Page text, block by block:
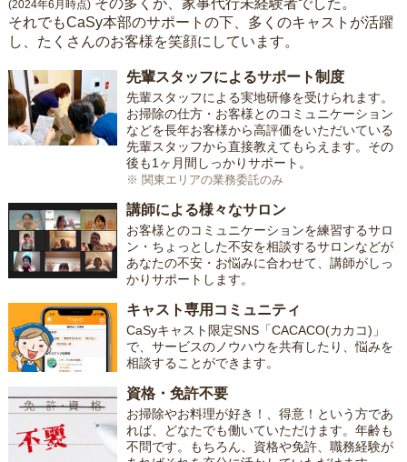
(2024年6月時点) その多くが、家事代行未経験者でした。
それでもCaSy本部のサポートの下、多くのキャストが活躍
し、たくさんのお客様を笑顔にしています。
先輩スタッフによるサポート制度
先輩スタッフによる実地研修を受けられます。
お掃除の仕方・お客様とのコミュニケーション
などを長年お客様から高評価をいただいている
先輩スタッフから直接教えてもらえます。その
後も1ヶ月間しっかりサポート。
※ 関東エリアの業務委託のみ
講師による様々なサロン
お客様とのコミュニケーションを練習するサロ
ン・ちょっとした不安を相談するサロンなどが
あなたの不安・お悩みに合わせて、講師がしっ
かりサポートします。
キャスト専用コミュニティ
CaSyキャスト限定SNS「CACACO(カカコ)」
で、サービスのノウハウを共有したり、悩みを
相談することができます。
資格・免許不要
お掃除やお料理が好き！、得意！という方であ
れば、どなたでも働いていただけます。年齢も
不問です。もちろん、資格や免許、職務経験が